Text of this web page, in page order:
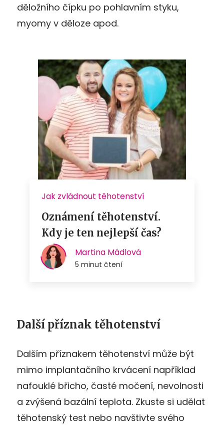
děložního čípku po pohlavním styku,
myomy v děloze apod.
Další příznak těhotenství
Dalším příznakem těhotenství může být
mimo implantačního krvácení například
nafouklé břicho, časté močení, nevolnosti
a zvýšená bazální teplota. Zkuste si udělat
těhotenský test nebo navštivte svého